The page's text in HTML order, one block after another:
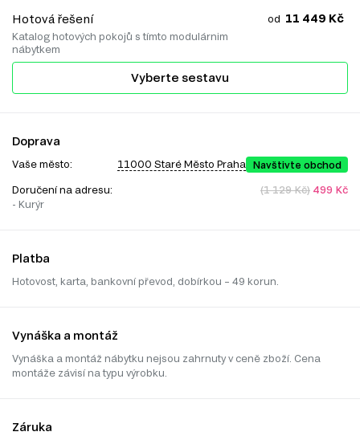
Hotová řešení
Katalog hotových pokojů s tímto modulárnim
nábytkem
od 11 449 Kč
Vyberte sestavu
Doprava
Vaše město: 11000 Staré Město Praha Navštivte obchod
Doručení na adresu:
- Kurýr
(1 129 Kč) 499 Kč
Platba
Hotovost, karta, bankovní převod, dobírkou – 49 korun.
Vynáška a montáž
Vynáška a montáž nábytku nejsou zahrnuty v ceně zboží. Cena
montáže závisí na typu výrobku.
Záruka